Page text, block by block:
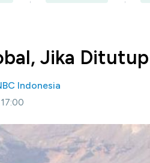
Jika
Indonesia